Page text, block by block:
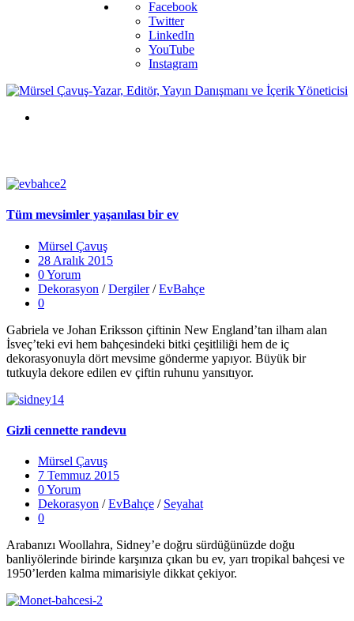
Facebook
Twitter
LinkedIn
YouTube
Instagram
Tüm mevsimler yaşanılası bir ev
Mürsel Çavuş
28 Aralık 2015
0 Yorum
Dekorasyon /Dergiler/EvBahçe
0
Gabriela ve Johan Eriksson çiftinin New England’tan ilham alan
İsveç’teki evi hem bahçesindeki bitki çeşitliliği hem de iç
dekorasyonuyla dört mevsime gönderme yapıyor. Büyük bir
tutkuyla dekore edilen ev çiftin ruhunu yansıtıyor.
Gizli cennette randevu
Mürsel Çavuş
7 Temmuz 2015
0 Yorum
Dekorasyon /EvBahçe / Seyahat
0
Arabanızı Woollahra, Sidney’e doğru sürdüğünüzde doğu
banliyölerinde birinde karşınıza çıkan bu ev, yarı tropikal bahçesi ve
1950’lerden kalma mimarisiyle dikkat çekiyor.